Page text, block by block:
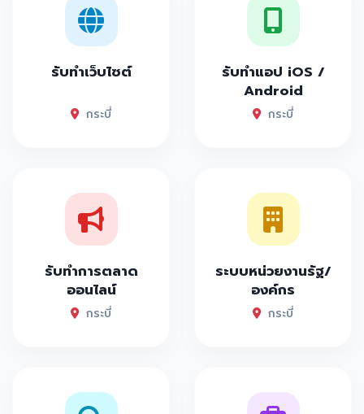
รับทำเว็บไซต์
กระบี่
รับทำแอป iOS /
Android
กระบี่
รับทำการตลาด
ออนไลน์
กระบี่
ระบบหน่วยงานรัฐ/
องค์กร
กระบี่